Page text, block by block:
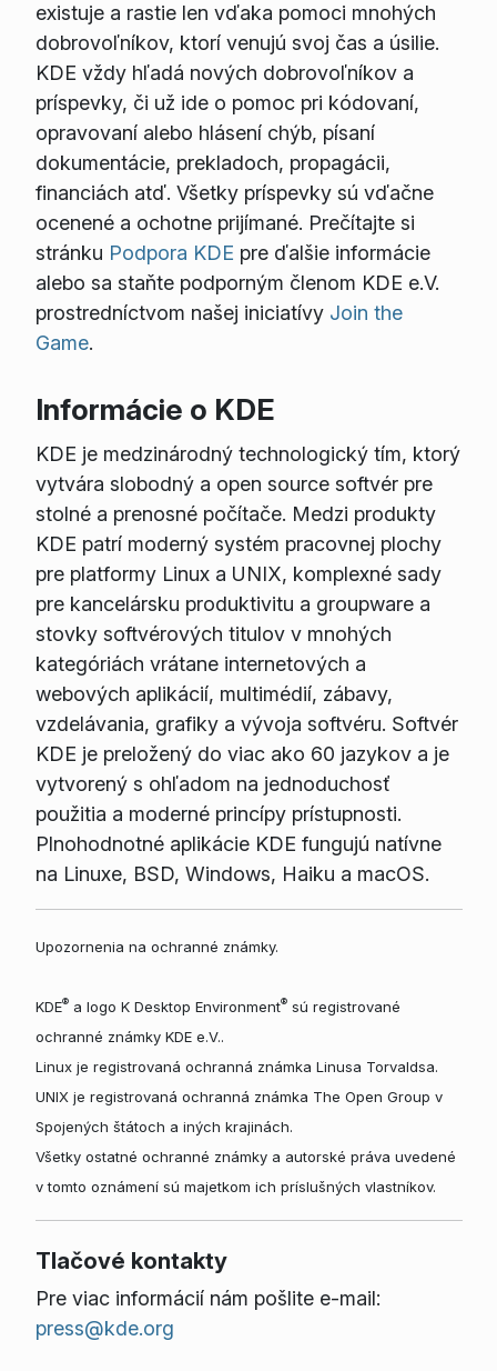
existuje a rastie len vďaka pomoci mnohých
dobrovoľníkov, ktorí venujú svoj čas a úsilie.
KDE vždy hľadá nových dobrovoľníkov a
príspevky, či už ide o pomoc pri kódovaní,
opravovaní alebo hlásení chýb, písaní
dokumentácie, prekladoch, propagácii,
financiách atď. Všetky príspevky sú vďačne
ocenené a ochotne prijímané. Prečítajte si
stránku Podpora KDE pre ďalšie informácie
alebo sa staňte podporným členom KDE e.V.
prostredníctvom našej iniciatívy Join the
Game.
Informácie o KDE
KDE je medzinárodný technologický tím, ktorý
vytvára slobodný a open source softvér pre
stolné a prenosné počítače. Medzi produkty
KDE patrí moderný systém pracovnej plochy
pre platformy Linux a UNIX, komplexné sady
pre kancelársku produktivitu a groupware a
stovky softvérových titulov v mnohých
kategóriách vrátane internetových a
webových aplikácií, multimédií, zábavy,
vzdelávania, grafiky a vývoja softvéru. Softvér
KDE je preložený do viac ako 60 jazykov a je
vytvorený s ohľadom na jednoduchosť
použitia a moderné princípy prístupnosti.
Plnohodnotné aplikácie KDE fungujú natívne
na Linuxe, BSD, Windows, Haiku a macOS.
Upozornenia na ochranné známky.
KDE®a logo K Desktop Environment®sú registrované
ochranné známky KDE e.V..
Linux je registrovaná ochranná známka Linusa Torvaldsa.
UNIX je registrovaná ochranná známka The Open Group v
Spojených štátoch a iných krajinách.
Všetky ostatné ochranné známky a autorské práva uvedené
v tomto oznámení sú majetkom ich príslušných vlastníkov.
Tlačové kontakty
Pre viac informácií nám pošlite e-mail:
press@kde.org